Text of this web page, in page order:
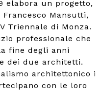
elabora un progetto,
Mansutti,
Triennale di Monza.
professionale che
fine degli anni
dei due architetti.
architettonico i
con le loro